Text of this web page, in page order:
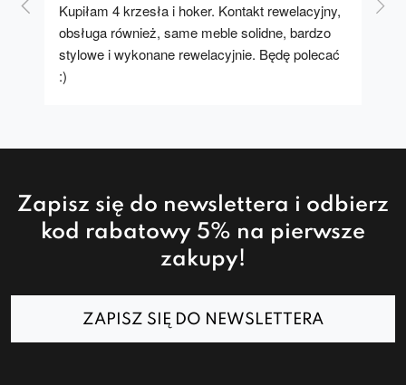
Kupiłam 4 krzesła i hoker. Kontakt rewelacyjny,
obsługa również, same meble solidne, bardzo
stylowe i wykonane rewelacyjnie. Będę polecać
:)
A
Zapisz się do newslettera i odbierz
kod rabatowy 5% na pierwsze
zakupy!
ZAPISZ SIĘ DO NEWSLETTERA